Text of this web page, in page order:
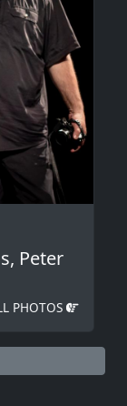
Peter
PHOTOS